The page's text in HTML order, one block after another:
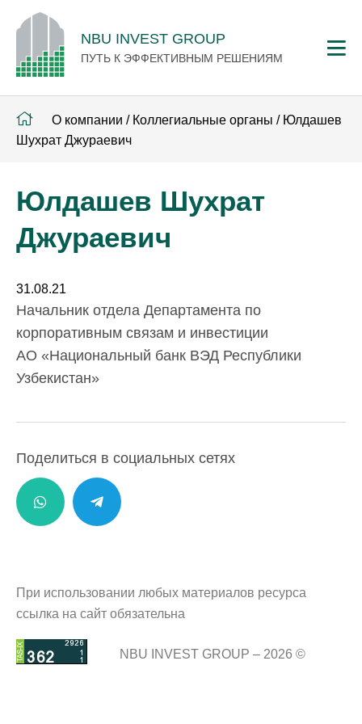
NBU INVEST GROUP
ПУТЬ К ЭФФЕКТИВНЫМ РЕШЕНИЯМ
О компании / Коллегиальные органы / Юлдашев
Шухрат Джураевич
Юлдашев Шухрат
Джураевич
31.08.21
Начальник отдела Департамента по
корпоративным связам и инвестиции
АО «Национальный банк ВЭД Республики
Узбекистан»
Поделиться в социальных сетях
При использовании любых материалов ресурса
ссылка на сайт обязательна
NBU INVEST GROUP – 2026 ©